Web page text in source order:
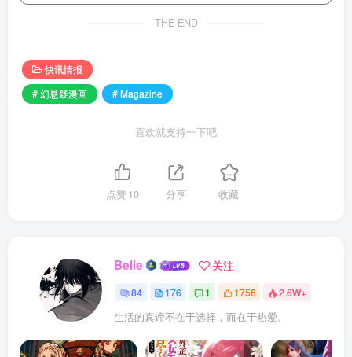
THE END
快讯情报
# 幻悬疑漫画
# Magazine
喜欢就支持一下吧
点赞10 分享 收藏
Belle 关注
84 176 1 1756 2.6W+
生活的真谛不在于选择，而在于热爱。